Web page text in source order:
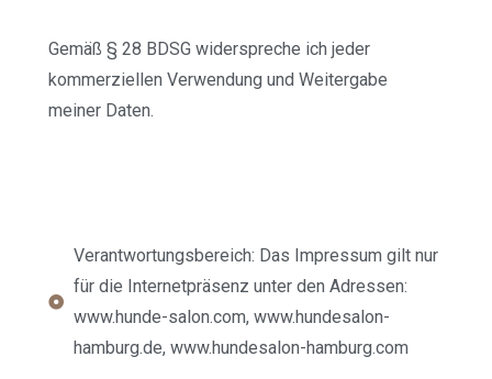
Gemäß § 28 BDSG widerspreche ich jeder
kommerziellen Verwendung und Weitergabe
meiner Daten.
Verantwortungsbereich: Das Impressum gilt nur
für die Internetpräsenz unter den Adressen:
www.hunde-salon.com, www.hundesalon-
hamburg.de, www.hundesalon-hamburg.com